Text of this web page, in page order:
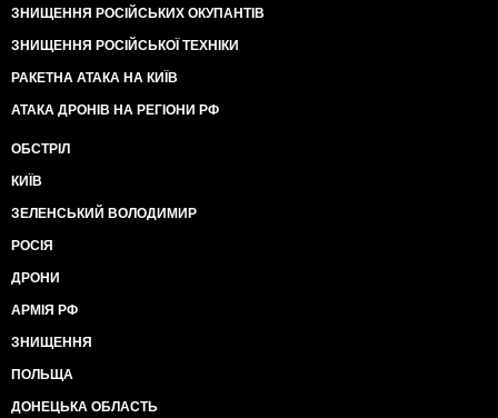
ЗНИЩЕННЯ РОСІЙСЬКИХ ОКУПАНТІВ
ЗНИЩЕННЯ РОСІЙСЬКОЇ ТЕХНІКИ
РАКЕТНА АТАКА НА КИЇВ
АТАКА ДРОНІВ НА РЕГІОНИ РФ
ОБСТРІЛ
КИЇВ
ЗЕЛЕНСЬКИЙ ВОЛОДИМИР
РОСІЯ
ДРОНИ
АРМІЯ РФ
ЗНИЩЕННЯ
ПОЛЬЩА
ДОНЕЦЬКА ОБЛАСТЬ